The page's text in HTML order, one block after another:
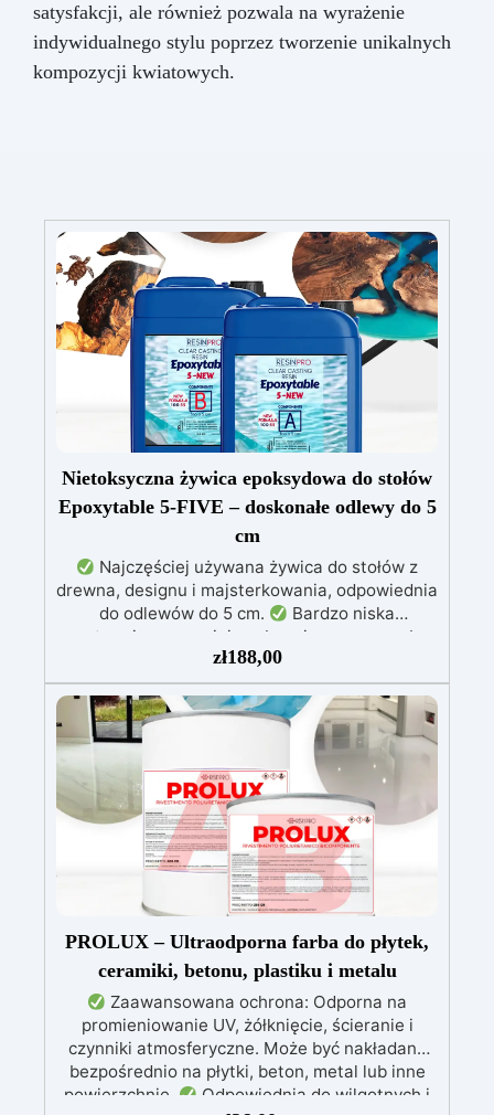
satysfakcji, ale również pozwala na wyrażenie
indywidualnego stylu poprzez tworzenie unikalnych
kompozycji kwiatowych.
Nietoksyczna żywica epoksydowa do stołów
Epoxytable 5-FIVE – doskonałe odlewy do 5
cm
Najczęściej używana żywica do stołów z
drewna, designu i majsterkowania, odpowiednia
do odlewów do 5 cm.
Bardzo niska
egzotermia zapewniająca bezpieczną pracę bez
Odporna na zarysowania i
żółknięcie dzięki filtrom UV i wysokiej jakości
mechanicznej.
Niska lepkość, eliminująca
pęcherzyki powietrza i zapewniająca gładkie
wykończenie.
Bezpieczna i nietoksyczna,
wolna od BPA/VOC, certyfikowana do
długotrwałego kontaktu ze skórą.
zł188,00
PROLUX – Ultraodporna farba do płytek,
ceramiki, betonu, plastiku i metalu
Zaawansowana ochrona: Odporna na
promieniowanie UV, żółknięcie, ścieranie i
czynniki atmosferyczne. Może być nakładana
bezpośrednio na płytki, beton, metal lub inne
powierzchnie.
Odpowiednia do wilgotnych i